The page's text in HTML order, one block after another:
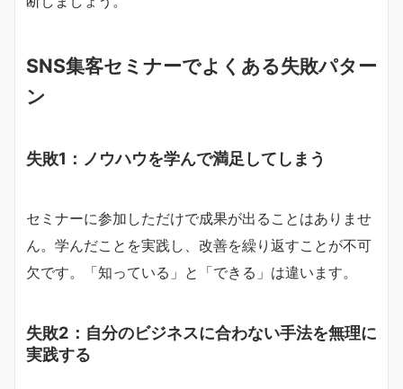
SNS集客セミナーでよくある失敗パター
ン
失敗1：ノウハウを学んで満足してしまう
セミナーに参加しただけで成果が出ることはありませ
ん。学んだことを実践し、改善を繰り返すことが不可
欠です。「知っている」と「できる」は違います。
失敗2：自分のビジネスに合わない手法を無理に
実践する